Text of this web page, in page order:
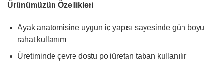
Ürünümüzün Özellikleri
Ayak anatomisine uygun iç yapısı sayesinde gün boyu
rahat kullanım
Üretiminde çevre dostu poliüretan taban kullanılır